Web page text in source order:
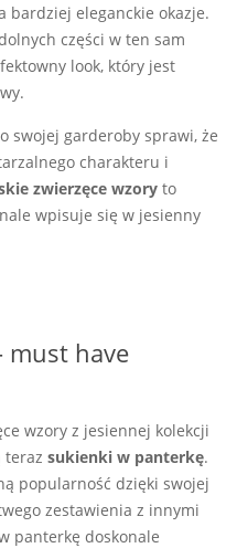
bardziej eleganckie okazje.
części w ten sam
look, który jest
swojej garderoby sprawi, że
charakteru i
zwierzęce wzory to
wpisuje się w jesienny
must have
wzory z jesiennej kolekcji
teraz sukienki w panterkę.
popularność dzięki swojej
zestawienia z innymi
panterkę doskonale